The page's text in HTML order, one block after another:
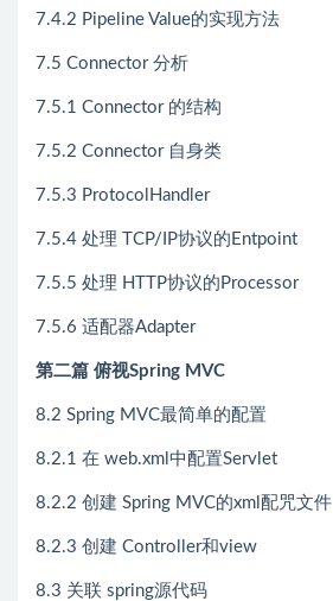
7.4.2 Pipeline Value的实现方法
7.5 Connector 分析
7.5.1 Connector 的结构
7.5.2 Connector 自身类
7.5.3 ProtocolHandler
7.5.4 处理 TCP/IP协议的Entpoint
7.5.5 处理 HTTP协议的Processor
7.5.6 适配器Adapter
第二篇 俯视Spring MVC
8.2 Spring MVC最简单的配置
8.2.1 在 web.xml中配置Servlet
8.2.2 创建 Spring MVC的xml配咒文件
8.2.3 创建 Controller和view
8.3 关联 spring源代码